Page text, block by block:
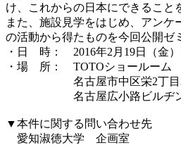
け、これからの日本にできること
また、施設見学をはじめ、アンケ
の活動から得たものを今回公開ゼ
・日 時： 2016年2月19日（金）
・場 所： TOTOショールーム
名古屋市中区栄2丁目
名古屋広小路ビルヂン
▼本件に関する問い合わせ先
愛知淑徳大学 企画室